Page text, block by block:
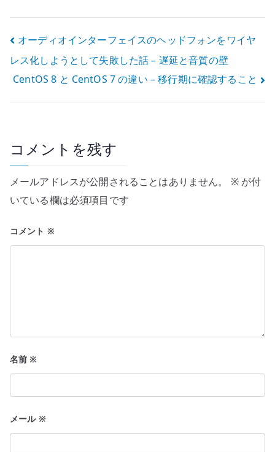
の重要性
投
稿
ゲ
ー
シ
ン
オーディオインターフェイスのヘッドフォンをワイヤ
レス化しようとして失敗した話 – 遅延と音質の壁
CentOS 8 と CentOS 7 の違い – 移行期に確認すること
コメントを残す
メールアドレスが公開されることはありません。 ※が付
いている欄は必須項目です
コメント ※
名前※
メール ※